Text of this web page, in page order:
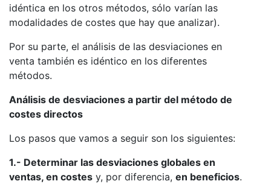
idéntica en los otros métodos, sólo varían las
modalidades de costes que hay que analizar).
Por su parte, el análisis de las desviaciones en
venta también es idéntico en los diferentes
métodos.
Análisis de desviaciones a partir del método de
costes directos
Los pasos que vamos a seguir son los siguientes:
1.- Determinar las desviaciones globales en
ventas, en costes y, por diferencia, en beneficios.